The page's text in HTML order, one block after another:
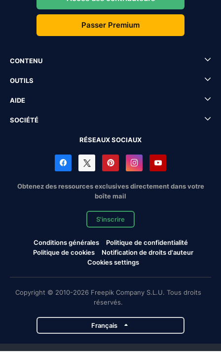
Passer Premium
CONTENU
OUTILS
AIDE
SOCIÉTÉ
RÉSEAUX SOCIAUX
Obtenez des ressources exclusives directement dans votre
boîte mail
S'inscrire
Conditions générales
Politique de confidentialité
Politique de cookies
Notification de droits d'auteur
Cookies settings
Copyright © 2010-2026 Freepik Company S.L.U. Tous droits
réservés.
Français